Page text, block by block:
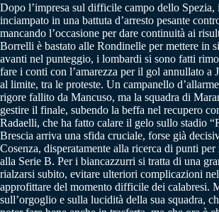
Dopo l’impresa sul difficile campo dello Spezia,
inciampato in una battuta d’arresto pesante
mancando l’occasione per dare continuità ai
Borrelli è bastato alle Rondinelle per mettere in
avanti nel punteggio, i lombardi si sono fatti
fare i conti con l’amarezza per il gol annullato a
al limite, tra le proteste. Un campanello
rigore fallito da Mancuso, ma la squadra di
gestire il finale, subendo la beffa nel recupero
Radaelli, che ha fatto calare il gelo sullo stadio
Brescia arriva una sfida cruciale, forse già
Cosenza, disperatamente alla ricerca di punti per
alla Serie B. Per i biancazzurri si tratta di una
rialzarsi subito, evitare ulteriori complicazioni
approfittare del momento difficile dei calabresi.
sull’orgoglio e sulla lucidità della sua squadra,